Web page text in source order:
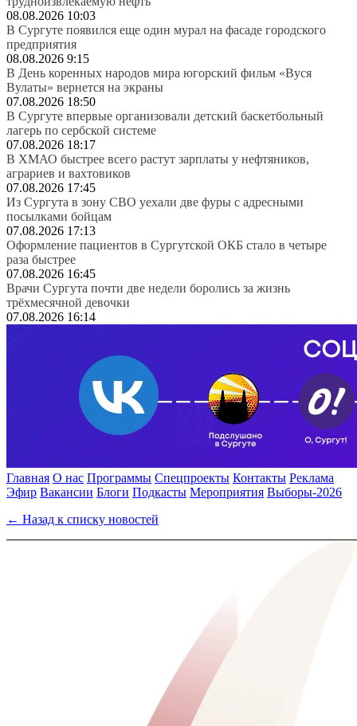
08.08.2026 10:03
В Сургуте появился еще один мурал на фасаде городского
предприятия
08.08.2026 9:15
В День коренных народов мира югорский фильм «Вуся
Вулаты» вернется на экраны
07.08.2026 18:50
В Сургуте впервые организовали детский баскетбольный
лагерь по сербской системе
07.08.2026 18:17
В ХМАО быстрее всего растут зарплаты у нефтяников,
аграриев и вахтовиков
07.08.2026 17:45
Из Сургута в зону СВО уехали две фуры с адресными
посылками бойцам
07.08.2026 17:13
Оформление пациентов в Сургутской ОКБ стало в четыре
раза быстрее
07.08.2026 16:45
Врачи Сургута почти две недели боролись за жизнь
трёхмесячной девочки
07.08.2026 16:14
Главная О нас Программы Спецпроекты Контакты Реклама
Эфир Вакансии Блоги Подкасты Мероприятия Выборы-2026
← Назад к списку новостей